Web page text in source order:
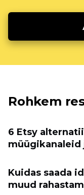
Rohkem
6 Etsy
müügikanaleid
Kuidas saada
muud